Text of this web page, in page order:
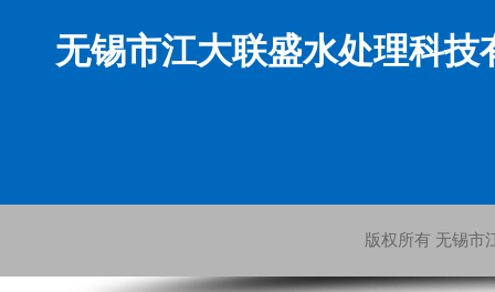
无锡市江大联盛水处理科技
版权所有 无锡市